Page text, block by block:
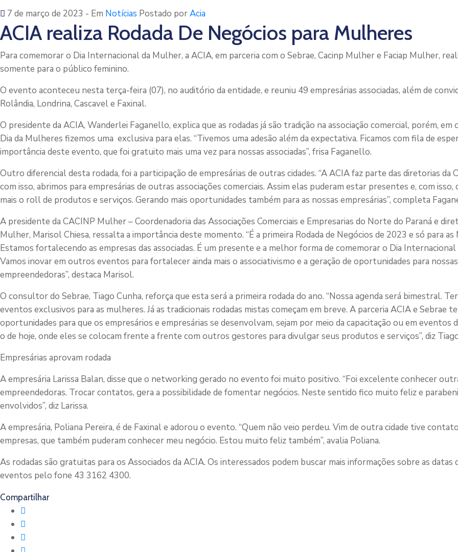
7 de março de 2023 - Em Notícias Postado porAcia
ACIA realiza Rodada De Negócios para Mulheres
Para comemorar o Dia Internacional da Mulher, a ACIA, em parceria com o Sebrae, Cacinp Mulher e Faciap Mulher,
somente para o público feminino.
O evento aconteceu nesta terça-feira (07), no auditório da entidade, e reuniu 49 empresárias associadas, além de
Rolândia, Londrina, Cascavel e Faxinal.
O presidente da ACIA, Wanderlei Faganello, explica que as rodadas já são tradição na associação comercial, porém, em
Dia da Mulheres fizemos uma exclusiva para elas. “Tivemos uma adesão além da expectativa. Ficamos com fila de
importância deste evento, que foi gratuito mais uma vez para nossas associadas”, frisa Faganello.
Outro diferencial desta rodada, foi a participação de empresárias de outras cidades. “A ACIA faz parte das diretorias da
com isso, abrimos para empresárias de outras associações comerciais. Assim elas puderam estar presentes e, com isso,
mais o roll de produtos e serviços. Gerando mais oportunidades também para as nossas empresárias”, completa
A presidente da CACINP Mulher – Coordenadoria das Associações Comerciais e Empresarias do Norte do Paraná e
Mulher, Marisol Chiesa, ressalta a importância deste momento. “É a primeira Rodada de Negócios de 2023 e só para
Estamos fortalecendo as empresas das associadas. É um presente e a melhor forma de comemorar o Dia
Vamos inovar em outros eventos para fortalecer ainda mais o associativismo e a geração de oportunidades para
empreendedoras”, destaca Marisol.
O consultor do Sebrae, Tiago Cunha, reforça que esta será a primeira rodada do ano. “Nossa agenda será bimestral.
eventos exclusivos para as mulheres. Já as tradicionais rodadas mistas começam em breve. A parceria ACIA e Sebrae
oportunidades para que os empresários e empresárias se desenvolvam, sejam por meio da capacitação ou em eventos
o de hoje, onde eles se colocam frente a frente com outros gestores para divulgar seus produtos e serviços”, diz
Empresárias aprovam rodada
A empresária Larissa Balan, disse que o networking gerado no evento foi muito positivo. “Foi excelente conhecer
empreendedoras. Trocar contatos, gera a possibilidade de fomentar negócios. Neste sentido fico muito feliz e
envolvidos”, diz Larissa.
A empresária, Poliana Pereira, é de Faxinal e adorou o evento. “Quem não veio perdeu. Vim de outra cidade tive
empresas, que também puderam conhecer meu negócio. Estou muito feliz também”, avalia Poliana.
As rodadas são gratuitas para os Associados da ACIA. Os interessados podem buscar mais informações sobre as datas
eventos pelo fone 43 3162 4300.
Compartilhar